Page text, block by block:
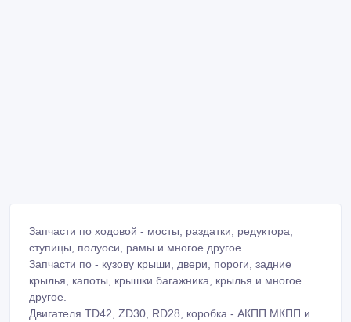
Запчасти по ходовой - мосты, раздатки, редуктора,
ступицы, полуоси, рамы и многое другое.
Запчасти по - кузову крыши, двери, пороги, задние
крылья, капоты, крышки багажника, крылья и многое
другое.
Двигателя TD42, ZD30, RD28, коробка - АКПП МКПП и